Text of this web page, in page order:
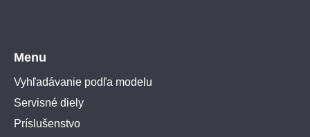
Menu
Vyhľadávanie podľa modelu
Servisné diely
Príslušenstvo